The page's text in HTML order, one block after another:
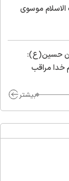
موسوی
حسین(ع):
مراقب
بیشتر